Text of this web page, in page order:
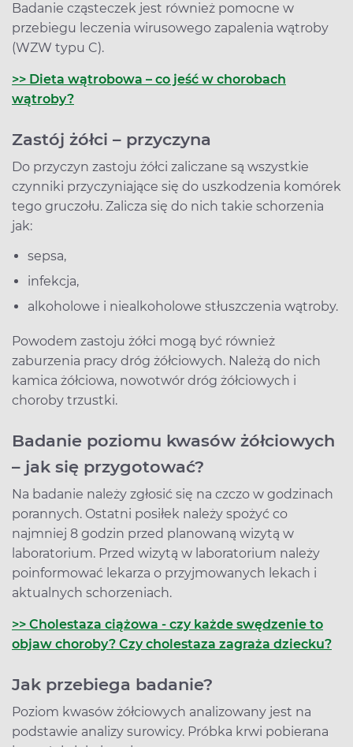
Badanie cząsteczek jest również pomocne w
przebiegu leczenia wirusowego zapalenia wątroby
(WZW typu C).
>> Dieta wątrobowa – co jeść w chorobach
wątroby?
Zastój żółci – przyczyna
Do przyczyn zastoju żółci zaliczane są wszystkie
czynniki przyczyniające się do uszkodzenia komórek
tego gruczołu. Zalicza się do nich takie schorzenia
jak:
sepsa,
infekcja,
alkoholowe i niealkoholowe stłuszczenia wątroby.
Powodem zastoju żółci mogą być również
zaburzenia pracy dróg żółciowych. Należą do nich
kamica żółciowa, nowotwór dróg żółciowych i
choroby trzustki.
Badanie poziomu kwasów żółciowych
– jak się przygotować?
Na badanie należy zgłosić się na czczo w godzinach
porannych. Ostatni posiłek należy spożyć co
najmniej 8 godzin przed planowaną wizytą w
laboratorium. Przed wizytą w laboratorium należy
poinformować lekarza o przyjmowanych lekach i
aktualnych schorzeniach.
>> Cholestaza ciążowa - czy każde swędzenie to
objaw choroby? Czy cholestaza zagraża dziecku?
Jak przebiega badanie?
Poziom kwasów żółciowych analizowany jest na
podstawie analizy surowicy. Próbka krwi pobierana